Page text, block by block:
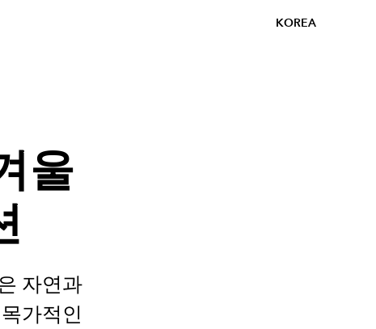
KOREA
울
자연과
가적인